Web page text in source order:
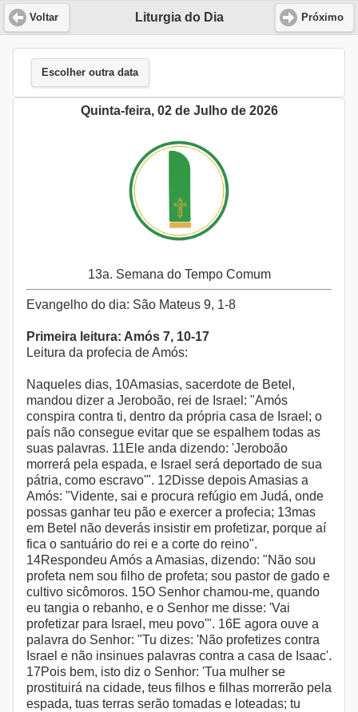
Liturgia do Dia
Voltar Próximo
Escolher outra data
Quinta-feira, 02 de Julho de 2026
13a. Semana do Tempo Comum
Evangelho do dia: São Mateus 9, 1-8
Primeira leitura: Amós 7, 10-17
Leitura da profecia de Amós:
Naqueles dias, 10Amasias, sacerdote de Betel,
mandou dizer a Jeroboão, rei de Israel: "Amós
conspira contra ti, dentro da própria casa de Israel; o
país não consegue evitar que se espalhem todas as
suas palavras. 11Ele anda dizendo: 'Jeroboão
morrerá pela espada, e Israel será deportado de sua
pátria, como escravo'". 12Disse depois Amasias a
Amós: "Vidente, sai e procura refúgio em Judá, onde
possas ganhar teu pão e exercer a profecia; 13mas
em Betel não deverás insistir em profetizar, porque aí
fica o santuário do rei e a corte do reino".
14Respondeu Amós a Amasias, dizendo: "Não sou
profeta nem sou filho de profeta; sou pastor de gado e
cultivo sicômoros. 15O Senhor chamou-me, quando
eu tangia o rebanho, e o Senhor me disse: 'Vai
profetizar para Israel, meu povo'". 16E agora ouve a
palavra do Senhor: "Tu dizes: 'Não profetizes contra
Israel e não insinues palavras contra a casa de Isaac'.
17Pois bem, isto diz o Senhor: 'Tua mulher se
prostituirá na cidade, teus filhos e filhas morrerão pela
espada, tuas terras serão tomadas e loteadas; tu